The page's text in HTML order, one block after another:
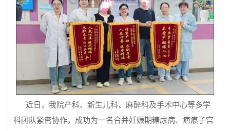
近日，我院产科、新生儿科、麻醉科及手术中心等多学
科团队紧密协作，成功为一名合并妊娠期糖尿病、疤痕子宫